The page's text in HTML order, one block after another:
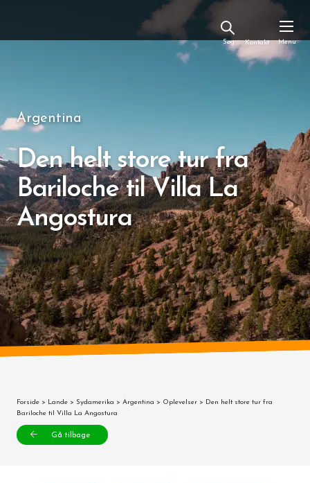
Kontakt
Argentina
Den helt store tur fra
Bariloche til Villa La
Angostura
Forside > Lande > Sydamerika > Argentina > Oplevelser > Den helt store tur fra
Bariloche til Villa La Angostura
Gå tilbage